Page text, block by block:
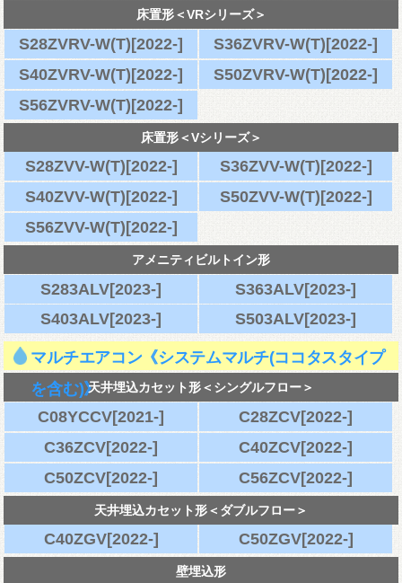
床置形＜VRシリーズ＞
S28ZVRV-W(T)[2022-]
S36ZVRV-W(T)[2022-]
S40ZVRV-W(T)[2022-]
S50ZVRV-W(T)[2022-]
S56ZVRV-W(T)[2022-]
床置形＜Vシリーズ＞
S28ZVV-W(T)[2022-]
S36ZVV-W(T)[2022-]
S40ZVV-W(T)[2022-]
S50ZVV-W(T)[2022-]
S56ZVV-W(T)[2022-]
アメニティビルトイン形
S283ALV[2023-]
S363ALV[2023-]
S403ALV[2023-]
S503ALV[2023-]
マルチエアコン《システムマルチ(ココタスタイプ
を含む)》天井埋込カセット形＜シングルフロー＞
C08YCCV[2021-]
C28ZCV[2022-]
C36ZCV[2022-]
C40ZCV[2022-]
C50ZCV[2022-]
C56ZCV[2022-]
天井埋込カセット形＜ダブルフロー＞
C40ZGV[2022-] C50ZGV[2022-]
壁埋込形